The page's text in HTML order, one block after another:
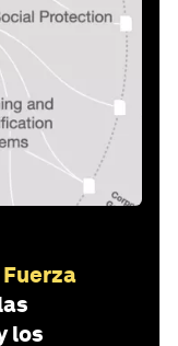
Fuerza
los